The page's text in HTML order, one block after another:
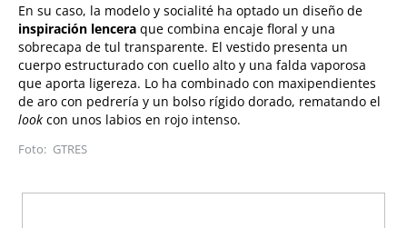
En su caso, la modelo y socialité ha optado un diseño de
inspiración lencera que combina encaje floral y una
sobrecapa de tul transparente. El vestido presenta un
cuerpo estructurado con cuello alto y una falda vaporosa
que aporta ligereza. Lo ha combinado con maxipendientes
de aro con pedrería y un bolso rígido dorado, rematando el
look con unos labios en rojo intenso.
GTRES